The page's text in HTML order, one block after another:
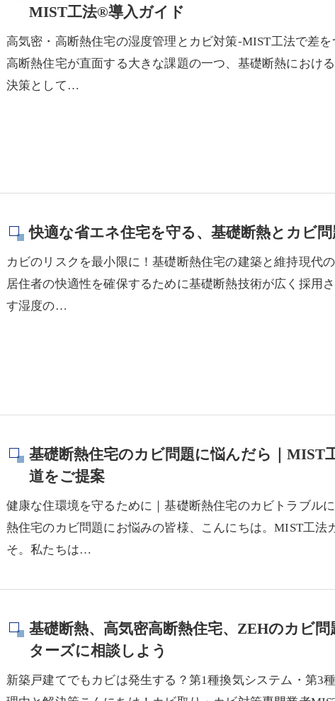
MIST工法®導入ガイド
高気密・高断熱住宅の湿度管理とカビ対策-MIST工法で差
高断熱住宅が直面する大きな課題の一つ、基礎断熱におけ
決策として…
快適な省エネ住宅を守る、基礎断熱とカビ
カビのリスクを最小限に！基礎断熱住宅の建築と維持現代
居住者の快適性を確保するために基礎断熱技術が広く採用
す湿度の…
基礎断熱住宅のカビ問題に悩んだら｜
道をご提案
健康な住環境を守るために｜基礎断熱住宅のカビトラブル
熱住宅のカビ問題にお悩みの皆様、こんにちは。MIST工法
そ。私たちは…
基礎断熱、高気密高断熱住宅、ZEHのカビ
ターズに相談しよう
新築戸建てでもカビは発生する？第1種換気システム・第3